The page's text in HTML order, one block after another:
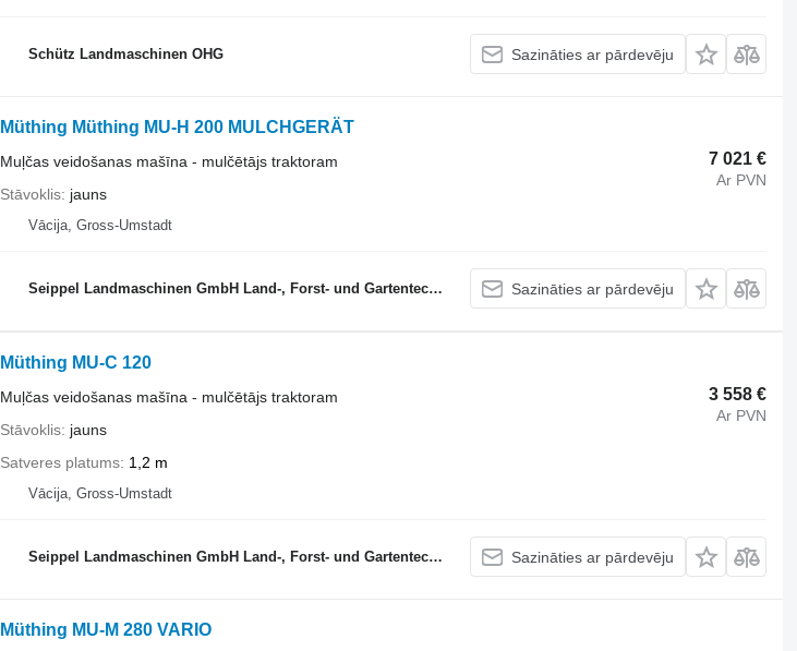
Schütz Landmaschinen OHG Sazināties ar pārdevēju
Müthing Müthing MU-H 200 MULCHGERÄT
7 021 €
Ar PVN
Muļčas veidošanas mašīna - mulčētājs traktoram
Stāvoklis jauns
Vācija, Gross-Umstadt
Seippel Landmaschinen GmbH Land-, Forst- und Gartentechnik Sazināties ar pārdevēju
Müthing MU-C 120
3 558 €
Ar PVN
Muļčas veidošanas mašīna - mulčētājs traktoram
Stāvoklis jauns
Satveres platums 1,2 m
Vācija, Gross-Umstadt
Seippel Landmaschinen GmbH Land-, Forst- und Gartentechnik Sazināties ar pārdevēju
Müthing MU-M 280 VARIO